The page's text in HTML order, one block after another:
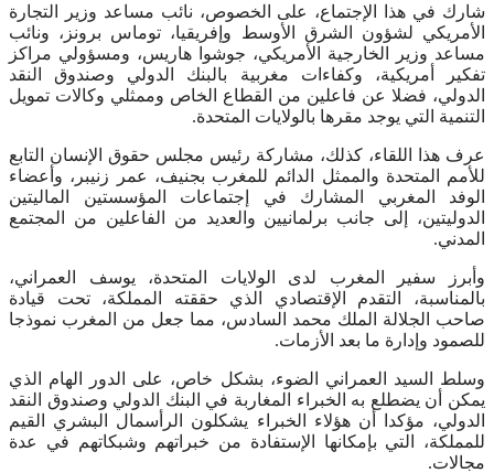
شارك في هذا الإجتماع، على الخصوص، نائب مساعد وزير التجارة
الأمريكي لشؤون الشرق الأوسط وإفريقيا، توماس برونز، ونائب
مساعد وزير الخارجية الأمريكي، جوشوا هاريس، ومسؤولي مراكز
تفكير أمريكية، وكفاءات مغربية بالبنك الدولي وصندوق النقد
الدولي، فضلا عن فاعلين من القطاع الخاص وممثلي وكالات تمويل
التنمية التي يوجد مقرها بالولايات المتحدة.
عرف هذا اللقاء، كذلك، مشاركة رئيس مجلس حقوق الإنسان التابع
للأمم المتحدة والممثل الدائم للمغرب بجنيف، عمر زنيبر، وأعضاء
الوفد المغربي المشارك في إجتماعات المؤسستين الماليتين
الدوليتين، إلى جانب برلمانيين والعديد من الفاعلين من المجتمع
المدني.
وأبرز سفير المغرب لدى الولايات المتحدة، يوسف العمراني،
بالمناسبة، التقدم الإقتصادي الذي حققته المملكة، تحت قيادة
صاحب الجلالة الملك محمد السادس، مما جعل من المغرب نموذجا
للصمود وإدارة ما بعد الأزمات.
وسلط السيد العمراني الضوء، بشكل خاص، على الدور الهام الذي
يمكن أن يضطلع به الخبراء المغاربة في البنك الدولي وصندوق النقد
الدولي، مؤكدا أن هؤلاء الخبراء يشكلون الرأسمال البشري القيم
للمملكة، التي بإمكانها الإستفادة من خبراتهم وشبكاتهم في عدة
مجالات.